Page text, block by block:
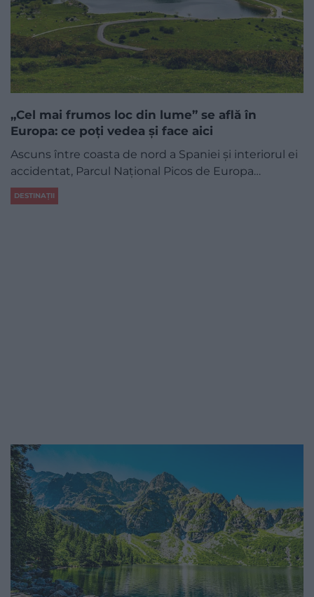
„Cel mai frumos loc din lume” se află în
Europa: ce poți vedea și face aici
Ascuns între coasta de nord a Spaniei și interiorul ei
accidentat, Parcul Național Picos de Europa…
DESTINAȚII